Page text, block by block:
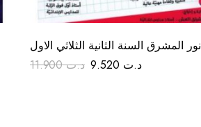
نور المشرق السنة الثانية الثلاثي الاول
د.ت11.900 د.ت